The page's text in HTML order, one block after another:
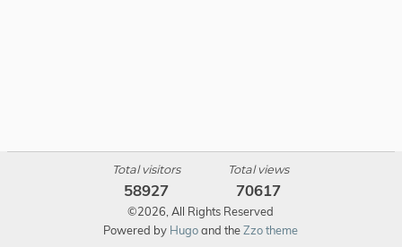
Total visitors
58927
Total views
70617
©2026, All Rights Reserved
Powered by Hugoand theZzo theme